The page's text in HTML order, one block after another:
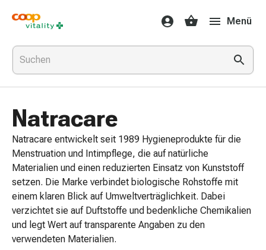
Medikamente
&
Gesundheit
Grippe
&
Erkältung
Grippe-
&
Erkältung
Medikamente
Halsschmerzen
Husten
&
Bronchitis
Inhalationsgeräte
&
Menü
Natracare
Natracare entwickelt seit 1989 Hygieneprodukte für die
Menstruation und Intimpflege, die auf natürliche
Materialien und einen reduzierten Einsatz von Kunststoff
setzen. Die Marke verbindet biologische Rohstoffe mit
einem klaren Blick auf Umweltverträglichkeit. Dabei
verzichtet sie auf Duftstoffe und bedenkliche Chemikalien
und legt Wert auf transparente Angaben zu den
verwendeten Materialien.